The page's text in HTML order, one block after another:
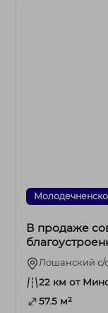
В продаже
Лошанский с/
22 км от
57.5 м²